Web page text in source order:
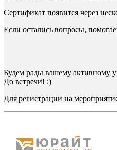
Сертификат появится через
Если остались вопросы,
Будем рады вашему активному
До встречи! :)
Для регистрации на